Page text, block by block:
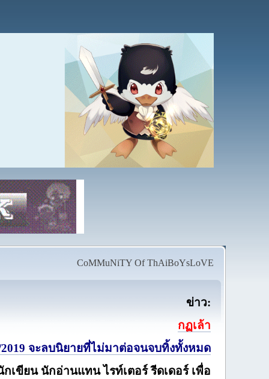
CoMMuNiTY Of ThAiBoYsLoVE
ข่าว:
กฏเล้า
2019 จะลบนิยายที่ไม่มาต่อจนจบทิ้งทั้งหมด
กเขียน นักอ่านแทน ไรท์เตอร์ รีดเดอร์ เพื่อ